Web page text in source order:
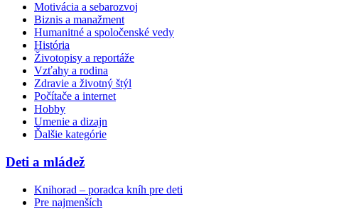
Motivácia a sebarozvoj
Biznis a manažment
Humanitné a spoločenské vedy
História
Životopisy a reportáže
Vzťahy a rodina
Zdravie a životný štýl
Počítače a internet
Hobby
Umenie a dizajn
Ďalšie kategórie
Deti a mládež
Knihorad – poradca kníh pre deti
Pre najmenších